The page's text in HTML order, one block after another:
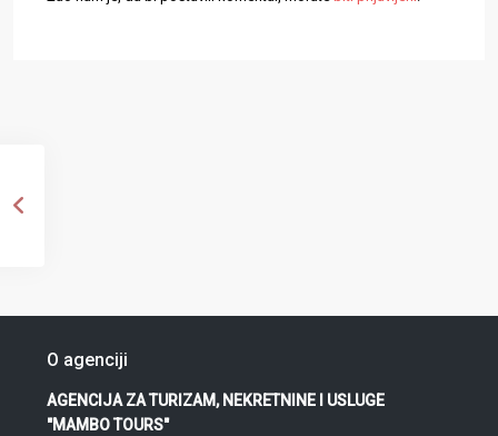
O agenciji
AGENCIJA ZA TURIZAM, NEKRETNINE I USLUGE
"MAMBO TOURS"